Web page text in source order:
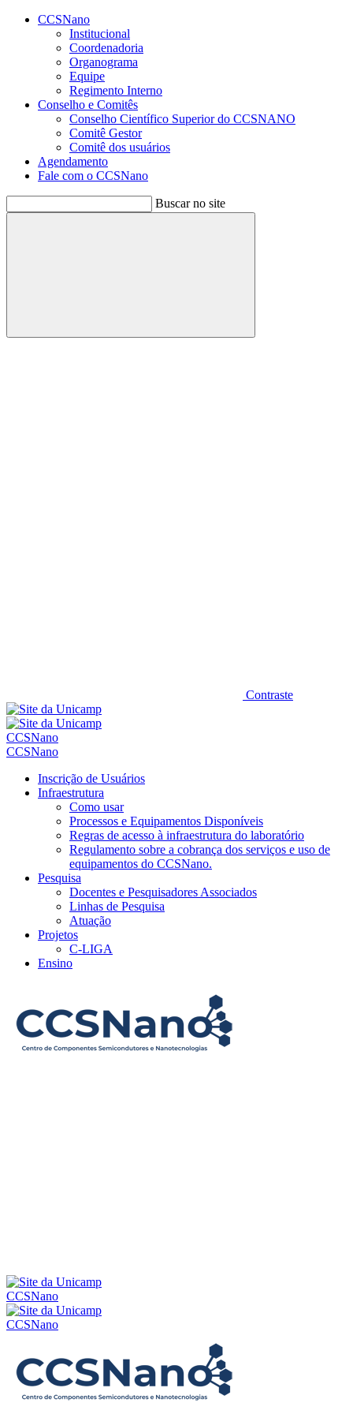
Conteúdo principal
CCSNano
Institucional
Coordenadoria
Organograma
Equipe
Regimento Interno
Conselho e Comitês
Conselho Científico Superior do CCSNANO
Comitê Gestor
Comitê dos usuários
Agendamento
Fale com o CCSNano
Buscar no site
Buscar
Contraste
CCSNano
CCSNano
Inscrição de Usuários
Infraestrutura
Como usar
Processos e Equipamentos Disponíveis
Regras de acesso à infraestrutura do laboratório
Regulamento sobre a cobrança dos serviços e uso de
equipamentos do CCSNano.
Pesquisa
Docentes e Pesquisadores Associados
Linhas de Pesquisa
Atuação
Projetos
C-LIGA
Ensino
CCSNano
CCSNano